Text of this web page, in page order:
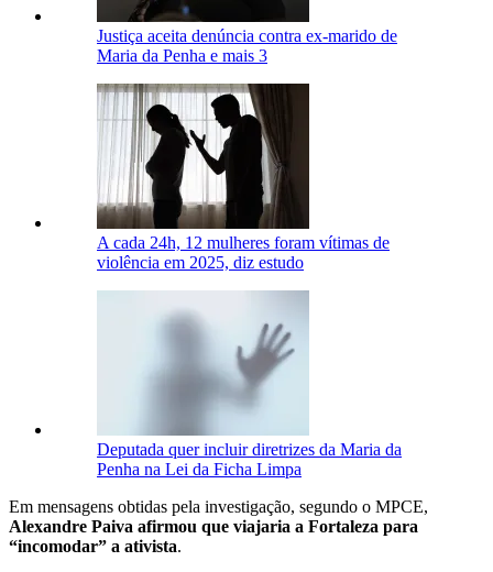
Justiça aceita denúncia contra ex-marido de
Maria da Penha e mais 3
A cada 24h, 12 mulheres foram vítimas de
violência em 2025, diz estudo
Deputada quer incluir diretrizes da Maria da
Penha na Lei da Ficha Limpa
Em mensagens obtidas pela investigação, segundo o MPCE,
Alexandre Paiva afirmou que viajaria a Fortaleza para
“incomodar” a ativista.